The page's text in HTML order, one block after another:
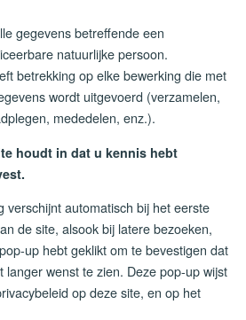
gegevens betreffende een
natuurlijke persoon.
betrekking op elke bewerking die met
wordt uitgevoerd (verzamelen,
mededelen, enz.).
houdt in dat u kennis hebt
verschijnt automatisch bij het eerste
de site, alsook bij latere bezoeken,
up hebt geklikt om te bevestigen dat
langer wenst te zien. Deze pop-up wijst
op deze site, en op het